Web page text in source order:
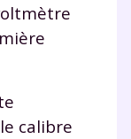
calibre